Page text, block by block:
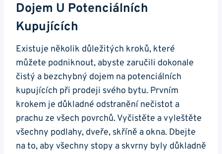
Dojem U Potenciálních
Kupujících
Existuje několik důležitých kroků, které
můžete podniknout, abyste zaručili dokonale
čistý a bezchybný dojem na potenciálních
kupujících při prodeji svého bytu. Prvním
krokem je důkladné odstranění nečistot a
prachu ze všech povrchů. Vyčistěte a vyleštěte
všechny podlahy, dveře, skříně a okna. Dbejte
na to, aby všechny stopy a skvrny byly důkladně